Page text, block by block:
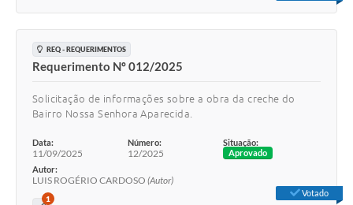
REQ - REQUERIMENTOS
Requerimento Nº 012/2025
Solicitação de informações sobre a obra da creche do
Bairro Nossa Senhora Aparecida.
Data:
11/09/2025
Número:
12/2025
Situação:
Aprovado
Autor:
LUIS ROGÉRIO CARDOSO (Autor)
1
Votado